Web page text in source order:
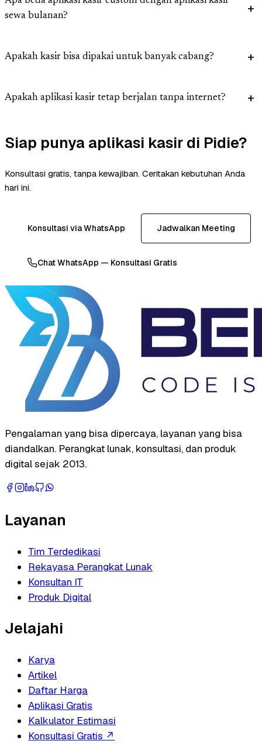
sewa bulanan?
Apakah kasir bisa dipakai untuk banyak cabang?
Apakah aplikasi kasir tetap berjalan tanpa internet?
Siap punya aplikasi kasir di Pidie?
Konsultasi gratis, tanpa kewajiban. Ceritakan kebutuhan Anda
hari ini.
Konsultasi via WhatsApp Jadwalkan Meeting
Chat WhatsApp — Konsultasi Gratis
Pengalaman yang bisa dipercaya, layanan yang bisa
diandalkan. Perangkat lunak, konsultasi, dan produk
digital sejak 2013.
Layanan
Tim Terdedikasi
Rekayasa Perangkat Lunak
Konsultan IT
Produk Digital
Jelajahi
Karya
Artikel
Daftar Harga
Aplikasi Gratis
Kalkulator Estimasi
Konsultasi Gratis ↗